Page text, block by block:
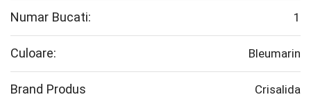
Numar Bucati: 1
Culoare: Bleumarin
Brand Produs Crisalida